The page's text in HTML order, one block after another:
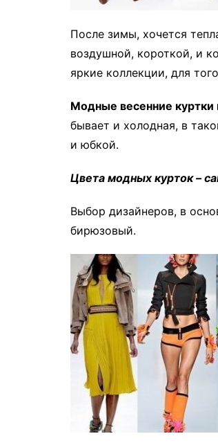
После зимы, хочется
воздушной, короткой, и
яркие коллекции, для
Модные весенние куртки
бывает и холодная, в
и юбкой.
Цвета модных курток –
Выбор дизайнеров, в
бирюзовый.